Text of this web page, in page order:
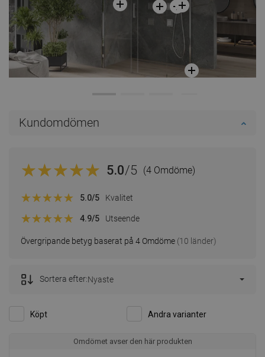
Kundomdömen
5.0/5 (4 Omdöme)
Övergripande betyg baserat på 4 Omdöme (10 länder)
5.0/5 Kvalitet
4.9/5 Utseende
Köpt Andra varianter
Sortera efter:Nyaste
Omdömet avser den här produkten